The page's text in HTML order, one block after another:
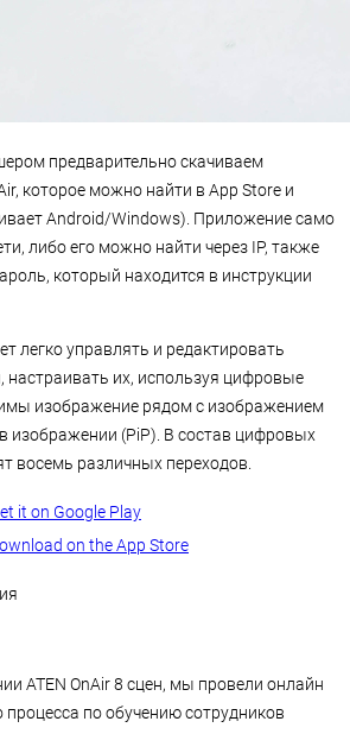
предварительно скачиваем
которое можно найти в App Store и
Android/Windows). Приложение само
либо его можно найти через IP, также
который находится в инструкции
легко управлять и редактировать
их, используя цифровые
изображение рядом с изображением
изображении (PiP). В состав цифровых
восемь различных переходов.
ATEN OnAir 8 сцен, мы провели онлайн
по обучению сотрудников